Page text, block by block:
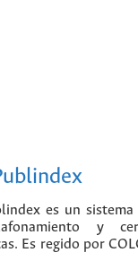
es un
y
Es regido por